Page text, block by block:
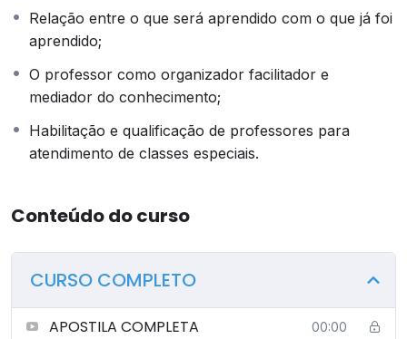
OBRIGATORIAMENTE SEGUEM UMA ORDEM, ONDE A
ETAPA SEGUINTE SÓ SERÁ DISPONIBILIZADA COM A
POSSÍVEL QUE O(A) ALUNO(A) PULE ETAPAS.
Relação entre o que será aprendido com o que já foi
aprendido;
O professor como organizador facilitador e
mediador do conhecimento;
Habilitação e qualificação de professores para
atendimento de classes especiais.
Conteúdo do curso
CURSO COMPLETO
APOSTILA COMPLETA 00:00